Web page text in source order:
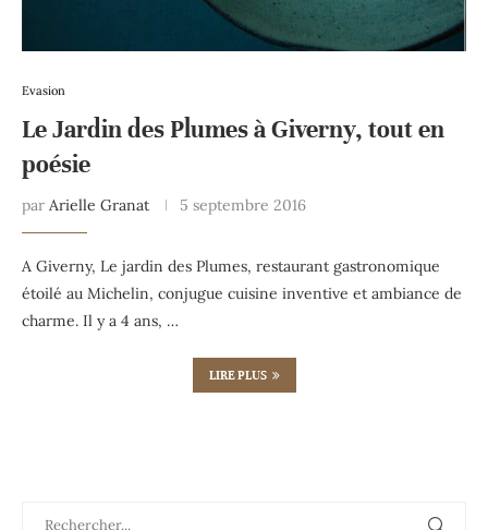
Evasion
Le Jardin des Plumes à Giverny, tout en
poésie
par Arielle Granat 5 septembre 2016
A Giverny, Le jardin des Plumes, restaurant gastronomique
étoilé au Michelin, conjugue cuisine inventive et ambiance de
charme. Il y a 4 ans, …
LIRE PLUS